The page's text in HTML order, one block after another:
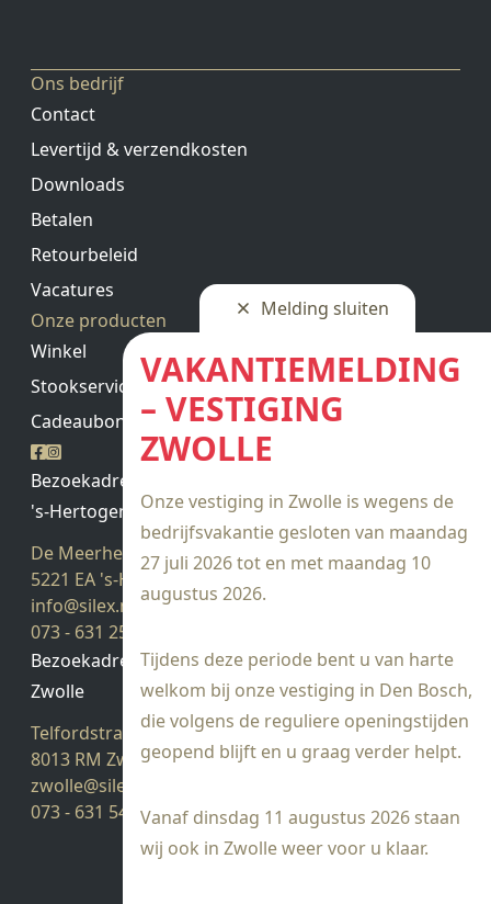
Melding sluiten
VAKANTIEMELDING
– VESTIGING
ZWOLLE
Onze vestiging in Zwolle is wegens de
bedrijfsvakantie gesloten van maandag
27 juli 2026 tot en met maandag 10
augustus 2026.
Tijdens deze periode bent u van harte
welkom bij onze vestiging in Den Bosch,
die volgens de reguliere openingstijden
geopend blijft en u graag verder helpt.
Vanaf dinsdag 11 augustus 2026 staan
wij ook in Zwolle weer voor u klaar.
Ons bedrijf
Contact
Levertijd & verzendkosten
Downloads
Betalen
Retourbeleid
Vacatures
Onze producten
Winkel
Stookservice
Cadeaubon saldo
Bezoekadres
's-Hertogenbosch
De Meerheuvel 21
5221 EA 's-Hertogenbosch
info@silex.nl
073 - 631 25 28
Bezoekadres
Zwolle
Telfordstraat 14
8013 RM Zwolle
zwolle@silex.nl
073 - 631 54 05